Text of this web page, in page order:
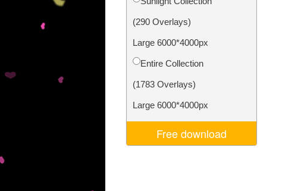
(290 Overlays)
Large 6000*4000px
Entire Collection
(1783 Overlays)
Large 6000*4000px
Free download